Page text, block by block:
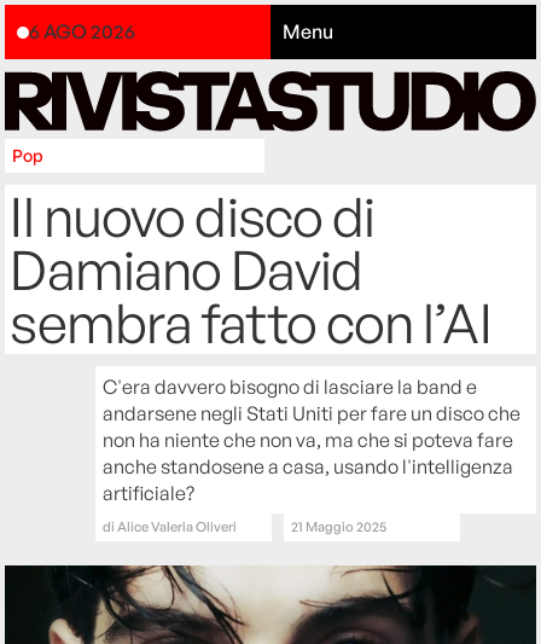
6 AGO 2026 Menu
Pop
Il nuovo disco di
Damiano David
sembra fatto con l’AI
C'era davvero bisogno di lasciare la band e
andarsene negli Stati Uniti per fare un disco che
non ha niente che non va, ma che si poteva fare
anche standosene a casa, usando l'intelligenza
artificiale?
diAlice Valeria Oliveri 21 Maggio 2025